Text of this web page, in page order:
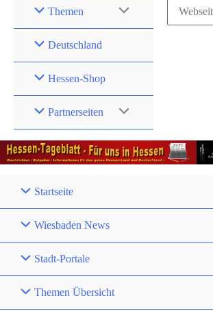
Themen
Deutschland
Hessen-Shop
Partnerseiten
Search
Startseite
Wiesbaden News
Stadt-Portale
Themen Übersicht